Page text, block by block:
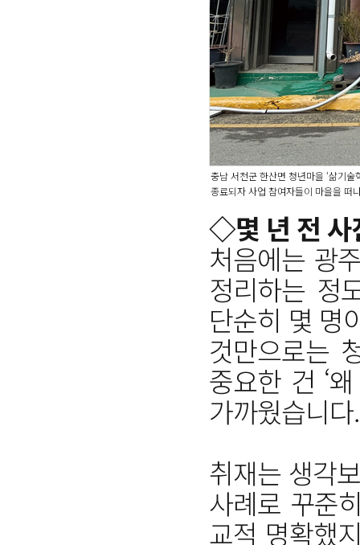
충남 서천군 한산면 청년마을 ‘삶기
종료되자 사업 참여자들이 마을을 떠
◇몇 년 전 사
처음에는 광
정리하는 정
단순히 몇 명
것만으로는
중요한 건 ‘
가까웠습니다.
취재는 생각
사례로 꾸준
교적 명확했